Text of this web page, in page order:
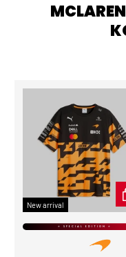
New arrival
⭐ SPECIAL EDITION ⭐